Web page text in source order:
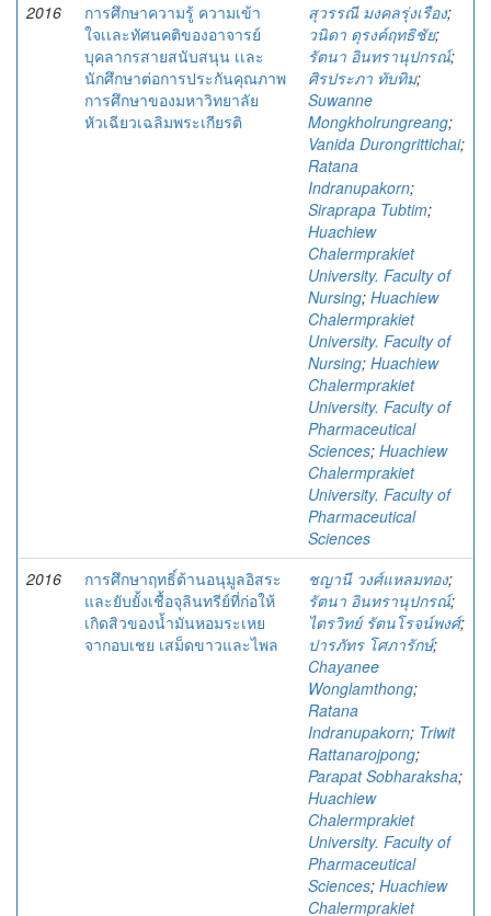
2016
การศึกษาความรู้ ความเข้า
ใจเเละทัศนคติของอาจารย์
บุคลากรสายสนับสนุน เเละ
นักศึกษาต่อการประกันคุณภาพ
การศึกษาของมหาวิทยาลัย
หัวเฉียวเฉลิมพระเกียรติ
สุวรรณี มงคลรุ่งเรือง;
วนิดา ดุรงค์ฤทธิชัย;
รัตนา อินทรานุปกรณ์;
ศิรประภา ทับทิม;
Suwanne
Mongkholrungreang;
Vanida Durongrittichai;
Ratana
Indranupakorn;
Siraprapa Tubtim;
Huachiew
Chalermprakiet
University. Faculty of
Nursing; Huachiew
Chalermprakiet
University. Faculty of
Nursing; Huachiew
Chalermprakiet
University. Faculty of
Pharmaceutical
Sciences; Huachiew
Chalermprakiet
University. Faculty of
Pharmaceutical
Sciences
2016
การศึกษาฤทธิ์ต้านอนุมูลอิสระ
และยับยั้งเชื้อจุลินทรีย์ที่ก่อให้
เกิดสิวของน้ำมันหอมระเหย
จากอบเชย เสม็ดขาวและไพล
ชญานี วงศ์แหลมทอง;
รัตนา อินทรานุปกรณ์;
ไตรวิทย์ รัตนโรจน์พงศ์;
ปารภัทร โศภารักษ์;
Chayanee
Wonglamthong;
Ratana
Indranupakorn; Triwit
Rattanarojpong;
Parapat Sobharaksha;
Huachiew
Chalermprakiet
University. Faculty of
Pharmaceutical
Sciences; Huachiew
Chalermprakiet